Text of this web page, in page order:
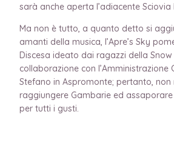
sarà anche aperta l’adiacente Sciovia
Ma non è tutto, a quanto detto si
amanti della musica, l’Apre’s Sky
Discesa ideato dai ragazzi della Snow
collaborazione con l’Amministrazione
Stefano in Aspromonte; pertanto, non
raggiungere Gambarie ed
per tutti i gusti.